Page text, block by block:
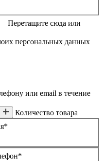
Перетащите сюда или
персональных данных
или email в течение
Количество товара